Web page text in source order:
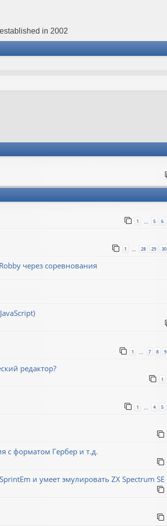
in 2002
1 5 6
1 28 29 30
через соревнования
1 7 8 9
редактор?
1
1 … 4 5
с форматом Гербер и т.д.
и умеет эмулировать ZX Spectrum SE